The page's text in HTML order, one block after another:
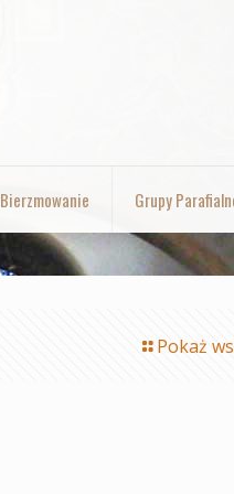
Bierzmowanie Grupy
Pokaż